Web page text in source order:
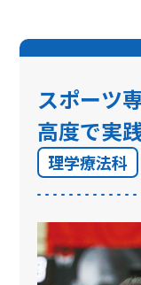
スポーツ
高度で実
理学療法科